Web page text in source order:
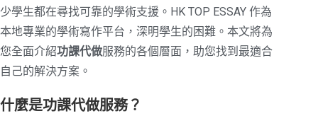
少學生都在尋找可靠的學術支援。HK TOP ESSAY 作為
本地專業的學術寫作平台，深明學生的困難。本文將為
您全面介紹功課代做服務的各個層面，助您找到最適合
自己的解決方案。
什麼是功課代做服務？